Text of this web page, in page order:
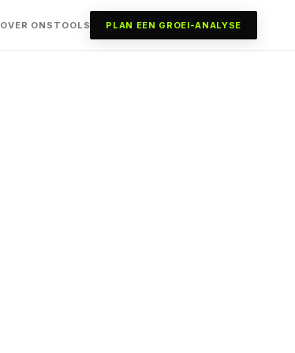
OVER ONS TOOLS PLAN EEN GROEI-ANALYSE